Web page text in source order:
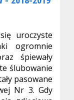
uroczyste
ogromnie
śpiewały
ślubowanie
pasowane
Nr 3. Gdy